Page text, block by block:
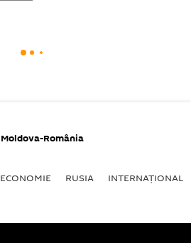
Moldova-România
ECONOMIE RUSIA INTERNAŢIONAL